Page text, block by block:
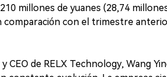
millones de yuanes (28,74
comparación con el trimestre
CEO de RELX Technology, Wang